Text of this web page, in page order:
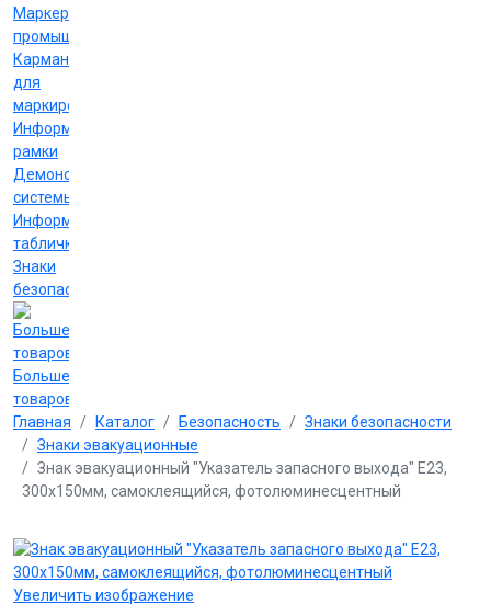
Маркеры
промышленные
Карманы
для
маркировки
Информационные
рамки
Демонстрационные
системы
Информационные
таблички
Знаки
безопасности
Больше
товаров
Главная Каталог Безопасность
Знаки безопасности
Знаки эвакуационные
Знак эвакуационный "Указатель запасного выхода" Е23,
300х150мм, самоклеящийся, фотолюминесцентный
Увеличить изображение